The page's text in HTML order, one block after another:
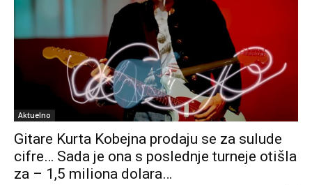
Aktuelno
Gitare Kurta Kobejna prodaju se za sulude
cifre… Sada je ona s poslednje turneje otišla
za – 1,5 miliona dolara…